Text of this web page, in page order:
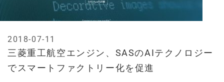
三菱重工航空エンジン、SASのAIテクノロジー
でスマートファクトリー化を促進
2018-07-11